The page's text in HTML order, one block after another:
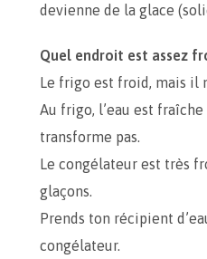
devienne de la glace
Quel endroit est assez
Le frigo est froid, mais il
Au frigo, l’eau est
transforme pas.
Le congélateur est très
glaçons.
Prends ton récipient
congélateur.